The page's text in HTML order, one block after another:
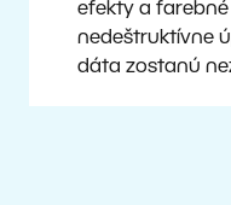
efekty a farebné
nedeštruktívne
dáta zostanú